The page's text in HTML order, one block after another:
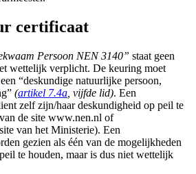
certificaat
Persoon NEN 3140” staat geen
wettelijk verplicht. De keuring moet
“deskundige natuurlijke persoon,
(artikel 7.4a , vijfde lid). Een
zelf zijn/haar deskundigheid op peil te
de site www.nen.nl of
van het Ministerie). Een
gezien als één van de mogelijkheden
te houden, maar is dus niet wettelijk